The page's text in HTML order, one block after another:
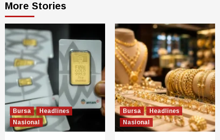
More Stories
Bursa
Headlines
Nasional
Bursa
Headlines
Nasional